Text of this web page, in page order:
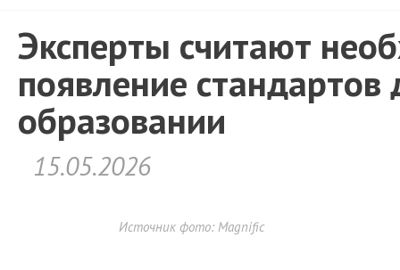
Эксперты считают
появление
образовании
15.05.2026
Источник фото: Magnific